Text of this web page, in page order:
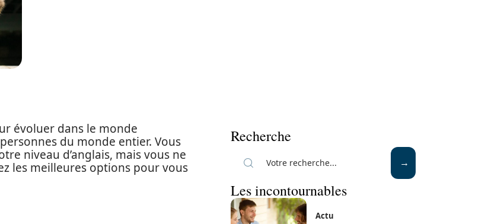
évoluer dans le monde
du monde entier. Vous
niveau d’anglais, mais vous ne
les meilleures options pour vous
Recherche
Les incontournables
Actu